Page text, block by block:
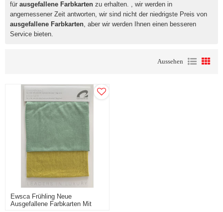
für ausgefallene Farbkarten zu erhalten. , wir werden in
angemessener Zeit antworten, wir sind nicht der niedrigste Preis von
ausgefallene Farbkarten, aber wir werden Ihnen einen besseren
Service bieten.
Aussehen
Ewsca Frühling Neue
Ausgefallene Farbkarten Mit